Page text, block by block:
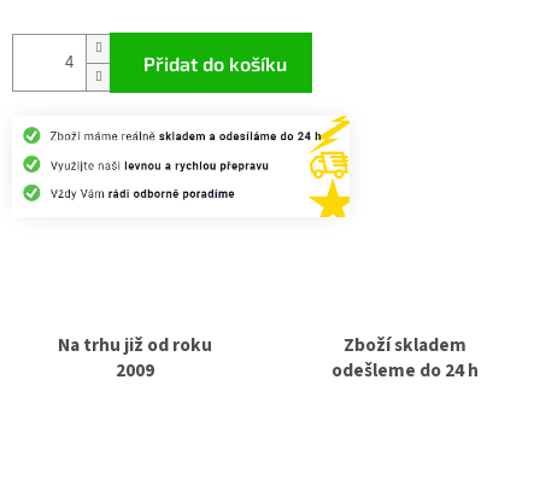
Přidat do košíku
Na trhu již od roku
2009
Zboží skladem
odešleme do 24 h